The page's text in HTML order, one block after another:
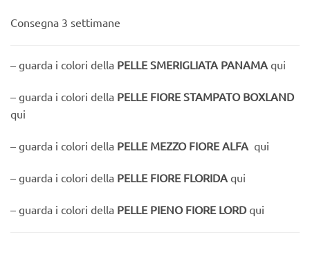
Consegna 3 settimane
– guarda i colori della PELLE SMERIGLIATA PANAMA qui
– guarda i colori della PELLE FIORE STAMPATO BOXLAND
qui
– guarda i colori della PELLE MEZZO FIORE ALFA qui
– guarda i colori della PELLE FIORE FLORIDA qui
– guarda i colori della PELLE PIENO FIORE LORD qui